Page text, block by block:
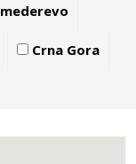
Crna Gora